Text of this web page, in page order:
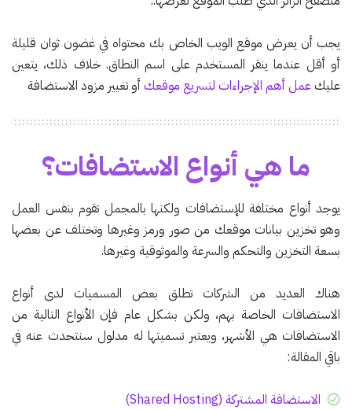
يجب أن يعرض موقع الويب الخاص بك محتواه في غضون ثوان قليلة
أو أقل عندما ينقر المستخدم على اسم النطاق. خلاف ذلك، يتعين
عليكعمل أهم الإجراءات لتسريع موقعكأو تغيير مزود الاستضافة
ما هي أنواع الاستضافات؟
يوجد أنواع مختلفة للإستضافات ولكنها بالمجمل تقوم بنفس العمل
وهو تخزين بيانات موقعك من صور ورمز وغيرها وتختلف عن بعضها
بسعة التخزين والتحكم والسرعة والموثوقية وغيرها.
هناك العديد من الشركات تطلق بعض المسميات لدى أنواع
الاستضافات الخاصة بهم، ولكن بشكل عام فإن الأنواع التالية من
الاستضافات هي الأشهر، ويعتبر تسميتها له مدلول سنتحدث عنه في
باقي المقالة:
الاستضافة المشتركة (Shared Hosting)